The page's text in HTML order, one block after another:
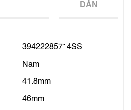
DẪN
39422285714SS
Nam
41.8mm
46mm